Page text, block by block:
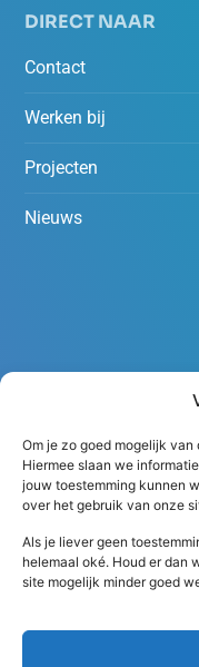
Om je zo goed mogelijk
Hiermee slaan we
jouw toestemming kunnen
over het gebruik van onze
Als je liever geen
helemaal oké. Houd er dan
site mogelijk minder goed
DIRECT NAAR
Contact
Werken bij
Projecten
Nieuws
Algemene
Copyright 2026 Peutz